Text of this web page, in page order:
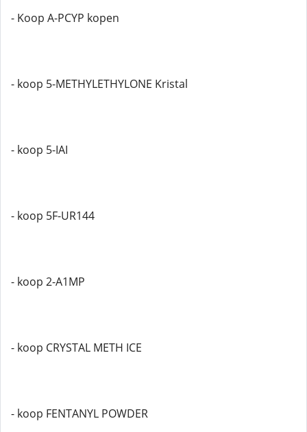
- Koop A-PCYP kopen
- koop 5-METHYLETHYLONE Kristal
- koop 5-IAI
- koop 5F-UR144
- koop 2-A1MP
- koop CRYSTAL METH ICE
- koop FENTANYL POWDER